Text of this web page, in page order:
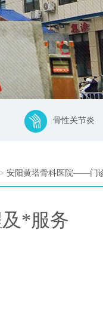
骨性关节炎
> 安阳黄塔骨科医院——门
*服务